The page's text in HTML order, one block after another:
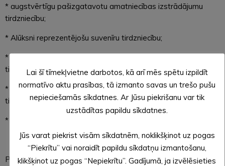
* augstvērtīgu pašizgatavotu amatniecības izstrādājumu
tirdzniecību;
* Alūksni reprezentējošu suvenīru tirdzniecību;
* pašizgatavotas, pašaudzētas pārtikas izstrādājumu
tirdzniecību, produktu degustāciju;
* pašizgatavotu alus, vīna un stipro alkoholisko dzērienu
tirdzniecību, produktu degustāciju;
* radošās darbnīcas un amatniecības meistarklases.
Pretendenta atbilstību dalībai tirdziņā izvērtē organizators.
Lai šī tīmekļvietne darbotos, kā arī mēs spētu izpildīt
normatīvo aktu prasības, tā izmanto savas un trešo pušu
nepieciešamās sīkdatnes. Ar Jūsu piekrišanu var tik
uzstādītas papildu sīkdatnes.
Jūs varat piekrist visām sīkdatnēm, noklikšķinot uz pogas
“Piekrītu” vai noraidīt papildu sīkdatņu izmantošanu,
klikšķinot uz pogas “Nepiekrītu”. Gadījumā, ja izvēlēsieties